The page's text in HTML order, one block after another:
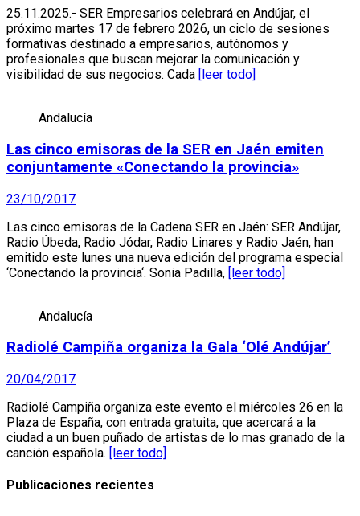
25.11.2025.- SER Empresarios celebrará en Andújar, el
próximo martes 17 de febrero 2026, un ciclo de sesiones
formativas destinado a empresarios, autónomos y
profesionales que buscan mejorar la comunicación y
visibilidad de sus negocios. Cada
[leer todo]
Andalucía
Las cinco emisoras de la SER en Jaén emiten
conjuntamente «Conectando la provincia»
23/10/2017
Las cinco emisoras de la Cadena SER en Jaén: SER Andújar,
Radio Úbeda, Radio Jódar, Radio Linares y Radio Jaén, han
emitido este lunes una nueva edición del programa especial
‘Conectando la provincia‘. Sonia Padilla, [leer todo]
Andalucía
Radiolé Campiña organiza la Gala ‘Olé Andújar’
20/04/2017
Radiolé Campiña organiza este evento el miércoles 26 en la
Plaza de España, con entrada gratuita, que acercará a la
ciudad a un buen puñado de artistas de lo mas granado de la
canción española.
[leer todo]
Publicaciones recientes